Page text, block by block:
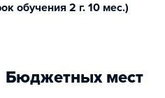
обучения 2 г. 10 мес.)
Бюджетных мест